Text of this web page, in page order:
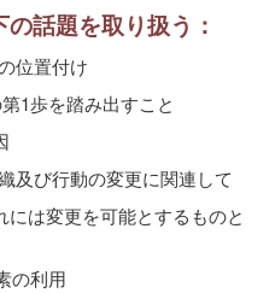
話題を取り扱う：
位置付け
1歩を踏み出すこと
及び行動の変更に関連して
は変更を可能とするものと
の利用